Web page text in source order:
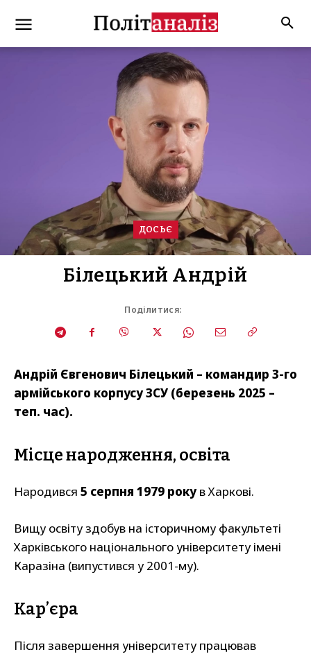
ДОСЬЄ
Білецький Андрій
Поділитися:
Андрій Євгенович Білецький – командир 3-го
армійського корпусу ЗСУ (березень 2025 –
теп. час).
Місце народження, освіта
Народився 5 серпня 1979 рокув Харкові.
Вищу освіту здобув на історичному факультеті
Харківського національного університету імені
Каразіна (випустився у 2001-му).
Кар’єра
Після завершення університету працював